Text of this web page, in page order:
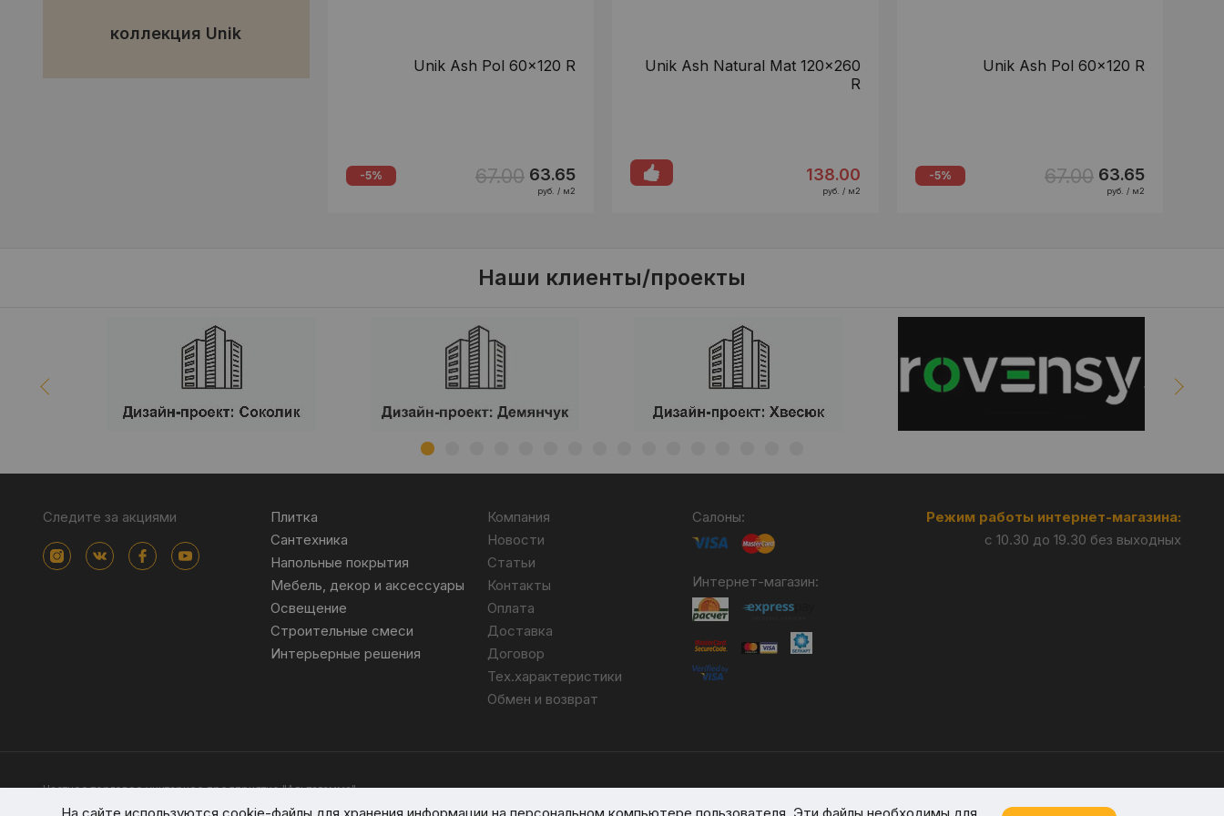
коллекция Unik
Unik Ash Pol 60x120 R
-5% 67.00 63.65
руб. / м2
Unik Ash Natural Mat 120x260
R
138.00
руб. / м2
Unik Ash Pol 60x120 R
-5% 67.00 63.65
руб. / м2
Наши клиенты/проекты
Следите за акциями
Плитка
Сантехника
Напольные покрытия
Мебель, декор и аксессуары
Освещение
Строительные смеси
Интерьерные решения
Компания
Новости
Статьи
Контакты
Оплата
Доставка
Договор
Тех.характеристики
Обмен и возврат
Салоны:
Интернет-магазин:
Режим работы интернет-магазина:
с 10.30 до 19.30 без выходных
Частное торговое унитарное предприятие "Альтагамма".